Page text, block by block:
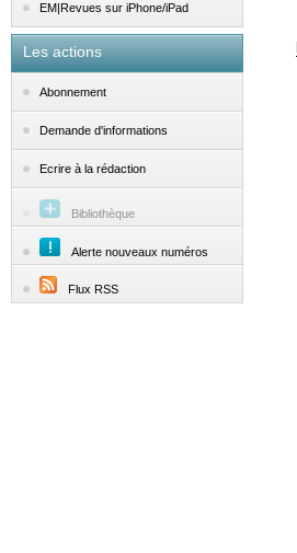
EM|Revues sur iPhone/iPad
Les actions
Abonnement
Demande d'informations
Ecrire à la rédaction
Bibliothèque
Alerte nouveaux numéros
Flux RSS